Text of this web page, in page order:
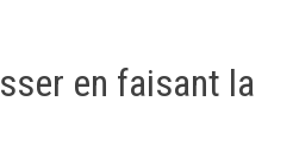
en faisant la